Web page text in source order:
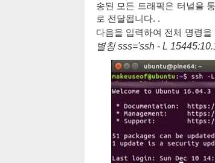
송된 모든 트래픽은 터널을
로 전달됩니다. .
다음을 입력하여 전체 명령
별칭 sss='ssh - L